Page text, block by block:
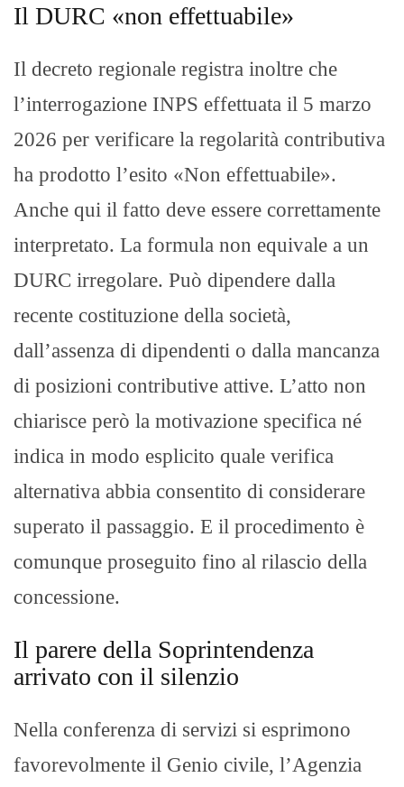
Il DURC «non effettuabile»
Il decreto regionale registra inoltre che
l’interrogazione INPS effettuata il 5 marzo
2026 per verificare la regolarità contributiva
ha prodotto l’esito «Non effettuabile».
Anche qui il fatto deve essere correttamente
interpretato. La formula non equivale a un
DURC irregolare. Può dipendere dalla
recente costituzione della società,
dall’assenza di dipendenti o dalla mancanza
di posizioni contributive attive. L’atto non
chiarisce però la motivazione specifica né
indica in modo esplicito quale verifica
alternativa abbia consentito di considerare
superato il passaggio. E il procedimento è
comunque proseguito fino al rilascio della
concessione.
Il parere della Soprintendenza
arrivato con il silenzio
Nella conferenza di servizi si esprimono
favorevolmente il Genio civile, l’Agenzia